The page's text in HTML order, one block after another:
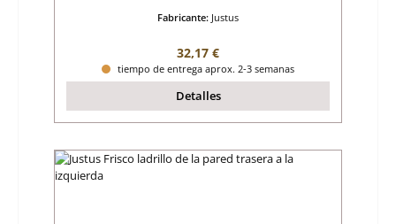
Fabricante: Justus
Precio normal:
32,17 €
tiempo de entrega aprox. 2-3 semanas
Detalles